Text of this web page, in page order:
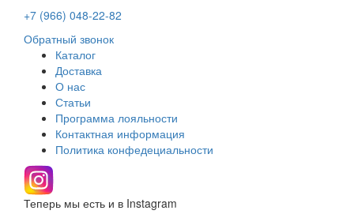
+7 (966) 048-22-82
Обратный звонок
Каталог
Доставка
О нас
Статьи
Программа лояльности
Контактная информация
Политика конфедециальности
Теперь мы есть и в Instagram